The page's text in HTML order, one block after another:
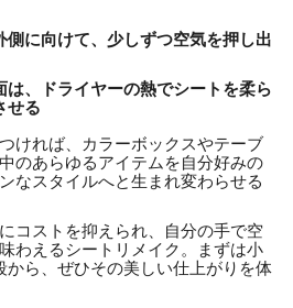
側に向けて、少しずつ空気を押し出
は、ドライヤーの熱でシートを柔ら
せる
ければ、カラーボックスやテーブ
のあらゆるアイテムを自分好みの
なスタイルへと生まれ変わらせる
コストを抑えられ、自分の手で空
わえるシートリメイク。まずは小
から、ぜひその美しい仕上がりを体